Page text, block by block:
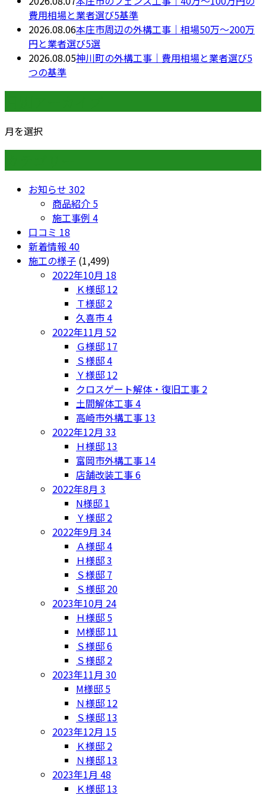
費用相場と業者選び5基準
2026.08.06本庄市周辺の外構工事｜相場50万〜200万
円と業者選び5選
2026.08.05神川町の外構工事｜費用相場と業者選び5
つの基準
月を選択
お知らせ 302
商品紹介 5
施工事例 4
口コミ 18
新着情報 40
施工の様子 (1,499)
2022年10月 18
Ｋ様邸 12
Ｔ様邸 2
久喜市4
2022年11月 52
Ｇ様邸 17
Ｓ様邸4
Ｙ様邸 12
クロスゲート解体・復旧工事 2
土間解体工事4
高崎市外構工事 13
2022年12月 33
Ｈ様邸 13
富岡市外構工事 14
店舗改装工事6
2022年8月 3
N様邸 1
Ｙ様邸 2
2022年9月 34
Ａ様邸4
Ｈ様邸3
Ｓ様邸 7
Ｓ様邸 20
2023年10月 24
Ｈ様邸 5
Ｍ様邸 11
Ｓ様邸6
Ｓ様邸 2
2023年11月 30
M様邸 5
Ｎ様邸 12
Ｓ様邸 13
2023年12月 15
Ｋ様邸 2
Ｎ様邸 13
2023年1月 48
Ｋ様邸 13